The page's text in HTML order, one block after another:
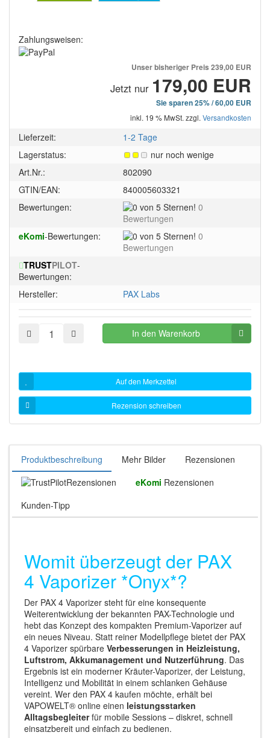
Zahlungsweisen:
Unser bisheriger Preis 239,00 EUR
Jetzt nur 179,00 EUR
Sie sparen 25% / 60,00 EUR
inkl. 19 % MwSt. zzgl. Versandkosten
Lieferzeit:
1-2 Tage
Lagerstatus:
nur noch wenige
Art.Nr.:
802090
GTIN/EAN:
840005603321
Bewertungen:
0
Sternen!
0
Bewertungen
eKomi-Bewertungen:
00
Bewertungen
TRUSTPILOT-
Bewertungen:
Hersteller:
PAX Labs
In den Warenkorb
Auf den Merkzettel
Rezension schreiben
Produktbeschreibung Mehr Bilder
Rezensionen
Rezensionen
eKomi Rezensionen
Kunden-Tipp
Womit überzeugt der PAX
4 Vaporizer *Onyx*?
Der PAX 4 Vaporizer steht für eine konsequente
Weiterentwicklung der bekannten PAX-Technologie und
hebt das Konzept des kompakten Premium-Vaporizer auf
ein neues Niveau. Statt reiner Modellpflege bietet der PAX
4 Vaporizer spürbare Verbesserungen in Heizleistung,
Luftstrom, Akkumanagement und Nutzerführung. Das
Ergebnis ist ein moderner Kräuter-Vaporizer, der Leistung,
Intelligenz und Mobilität in einem schlanken Gehäuse
vereint. Wer den PAX 4 kaufen möchte, erhält bei
VAPOWELT® online einen leistungsstarken
Alltagsbegleiterfür mobile Sessions – diskret, schnell
einsatzbereit und einfach zu bedienen.